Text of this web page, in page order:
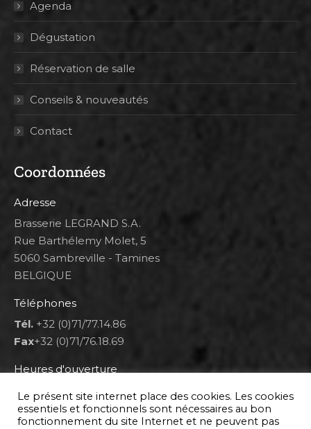
Agenda
Dégustation
Réservation de salle
Conseils & nouveautés
Contact
Coordonnées
Adresse
Brasserie LEGRAND S.A.
Rue Barthélemy Molet, 5
5060 Sambreville - Tamines
BELGIQUE
Téléphones
Tél. +32 (0)71/77.14.86
Fax+32 (0)71/76.18.69
Heures d'ouverture
Lun 8h00-12h00 et 12h30-14h30
Mar au ven 8h00-12h00 et 12h30-17h00
Sam 9h00-16h00
Le présent site internet place des cookies. Les cookies
essentiels et fonctionnels sont nécessaires au bon
fonctionnement du site Internet et ne peuvent pas